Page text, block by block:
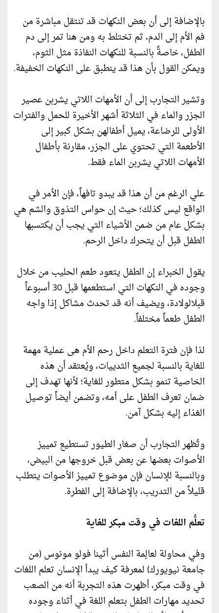
بالإضافة إلى أن بعض النكهات قد تنتقل مباشرة من
فم الأم إلى الدم، ثم تختلط به ومن هنا تمر إلى دم
الطفل، خاصةً بالنسبة للنكهات النفاذة مثل الثوم،
ويمكن القول بأن هذا قد ينطبق على النكهات الخفيفة.
وتشير التجارب إلى أن الأمهات اللاتي يشربن عصير
الجزر والماء في الثلاثة أشهر الأخيرة للحمل والفترات
الأولى للرضاعة، يميل أطفالهن بشكل كبير إلى
الأطعمة التي تحتوي على الجزر، مقارنة بأطفال
الأمهات اللاتي يشربن الماء فقط.
علي الرغم من أن هذا قد يبدو تافهاً، فإن الأمر في
الواقع ليس كذلك؛ حيث إن حواس التذوق والشم هي
بشكل عام من ضمن الأشياء التي يجب أن يكتسبها
الطفل قبل أن يتحرك داخل الرحم.
يقول الخبراء إن الطفل يتعود طعم الحليب من خلال
وجوده في النكهات التي استطعمها قبل 30 أسبوعاً
قبلالولادة، ويضيف أنه قد تحدث مشاكل إذا واجه
الطفل طعماً مختلفاً.
لذا فإن فترة التعلم داخل رحم الأم هى عملية مهمة
للغاية بالنسبة لجميع الثدييات، ويُعتقد أن هذه
الخاصية تنمو بشكل متطور للغاية؛ لأنها تهدف إلى
ضمان تعرف الطفل على أمه، وتضمن أيضاً توصيل
الغذاء إليه بشكل آمن.
وتُظهر التجارب أن صغار الطيور تستطيع تمييز
الأصوات بعضها عن بعض قبل خروجها من البيض،
وبالنسبة للإنسان فإن موضوع تمييز الأصوات يتطلب
قليلاً من التدريب، بالإضافة إلى الفطرة.
تعلُّم اللغات في وقت مبكر للغاية
وفي محاولة لعالِمة النفس أثينا فولو مونوس (من
جامعة نيويورك) لمعرفة كيف يبدأ الإنسان تعلم اللغات
في وقت مبكر، أظهرت هذه التجربة أنه من الصعب
تحديد مهارات الطفل بتعلم اللغة في أثناء وجوده